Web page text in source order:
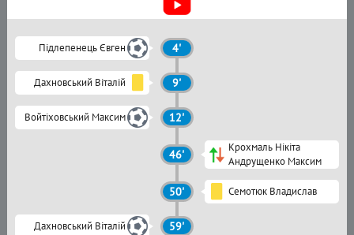
Підлепенець Євген 4'
Дахновський Віталій 9'
Войтіховський Максим 12'
46'
Крохмаль Нікіта
Андрущенко Максим
50' Семотюк Владислав
Дахновський Віталій 59'